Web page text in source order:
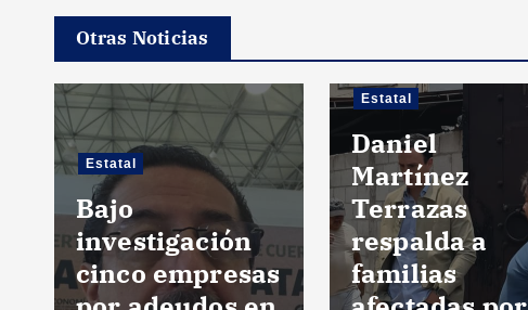
Otras Noticias
Estatal
Bajo
investigación
cinco empresas
Estatal
Daniel
Martínez
Terrazas
respalda a
familias